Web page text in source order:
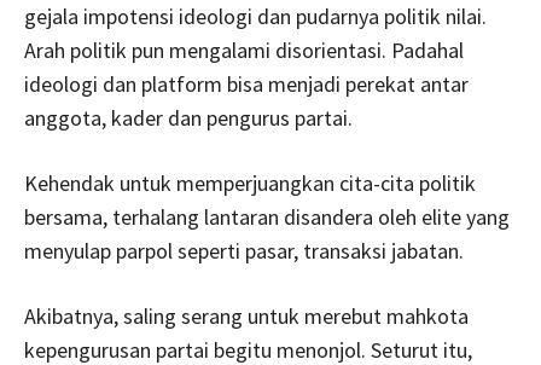
gejala impotensi ideologi dan pudarnya politik nilai.
Arah politik pun mengalami disorientasi. Padahal
ideologi dan platform bisa menjadi perekat antar
anggota, kader dan pengurus partai.
Kehendak untuk memperjuangkan cita-cita politik
bersama, terhalang lantaran disandera oleh elite yang
menyulap parpol seperti pasar, transaksi jabatan.
Akibatnya, saling serang untuk merebut mahkota
kepengurusan partai begitu menonjol. Seturut itu,